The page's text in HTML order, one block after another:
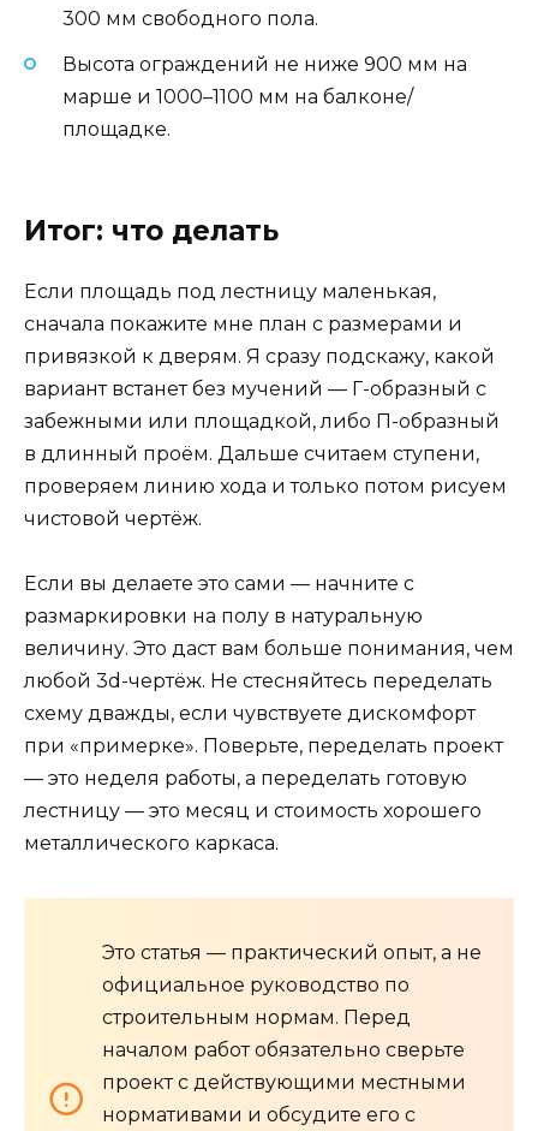
300 мм свободного пола.
Высота ограждений не ниже 900 мм на
марше и 1000–1100 мм на балконе/
площадке.
Итог: что делать
Если площадь под лестницу маленькая,
сначала покажите мне план с размерами и
привязкой к дверям. Я сразу подскажу, какой
вариант встанет без мучений — Г-образный с
забежными или площадкой, либо П-образный
в длинный проём. Дальше считаем ступени,
проверяем линию хода и только потом рисуем
чистовой чертёж.
Если вы делаете это сами — начните с
размаркировки на полу в натуральную
величину. Это даст вам больше понимания, чем
любой 3d-чертёж. Не стесняйтесь переделать
схему дважды, если чувствуете дискомфорт
при «примерке». Поверьте, переделать проект
— это неделя работы, а переделать готовую
лестницу — это месяц и стоимость хорошего
металлического каркаса.
Это статья — практический опыт, а не
официальное руководство по
строительным нормам. Перед
началом работ обязательно сверьте
проект с действующими местными
нормативами и обсудите его с